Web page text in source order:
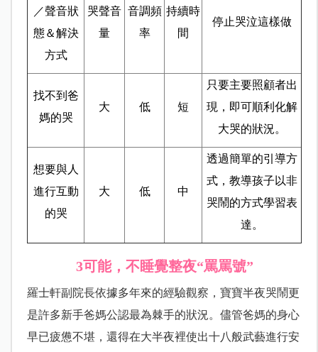
／聲音狀
態＆解決
方式
哭聲音
量
音調頻
率
持續時
間
停止哭泣這樣做
找不到爸
媽的哭
大 低 短
只要主要照顧者出
現，即可順利化解
大哭的狀況。
想要與人
進行互動
的哭
大 低 中
透過簡單的引導方
式，教導孩子以非
哭鬧的方式學習表
達。
3可能，不睡覺整夜“罵罵號”
羅士軒副院長依據多年來的經驗觀察，寶寶半夜哭鬧更
是許多新手爸媽公認最為棘手的狀況。儘管爸媽的身心
早已疲憊不堪，還得在大半夜裡使出十八般武藝進行安